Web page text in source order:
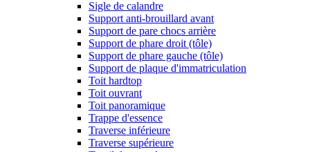
Sigle de calandre
Support anti-brouillard avant
Support de pare chocs arrière
Support de phare droit (tôle)
Support de phare gauche (tôle)
Support de plaque d'immatriculation
Toit hardtop
Toit ouvrant
Toit panoramique
Trappe d'essence
Traverse inférieure
Traverse supérieure